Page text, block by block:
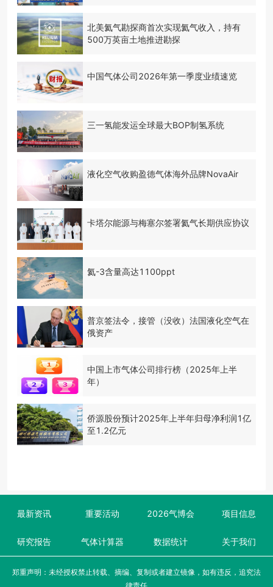
北美氦气勘探商首次实现氦气收入，持有
500万英亩土地推进勘探
中国气体公司2026年第一季度业绩速览
三一氢能发运全球最大BOP制氢系统
液化空气收购盈德气体海外品牌NovaAir
卡塔尔能源与梅塞尔签署氦气长期供应协议
氦-3含量高达1100ppt
普京签法令，接管（没收）法国液化空气在
俄资产
中国上市气体公司排行榜（2025年上半
年）
侨源股份预计2025年上半年归母净利润1亿
至1.2亿元
最新资讯 重要活动 2026气博会 项目信息
研究报告 气体计算器 数据统计 关于我们
郑重声明：未经授权禁止转载、摘编、复制或者建立镜像，如有违反，追究法